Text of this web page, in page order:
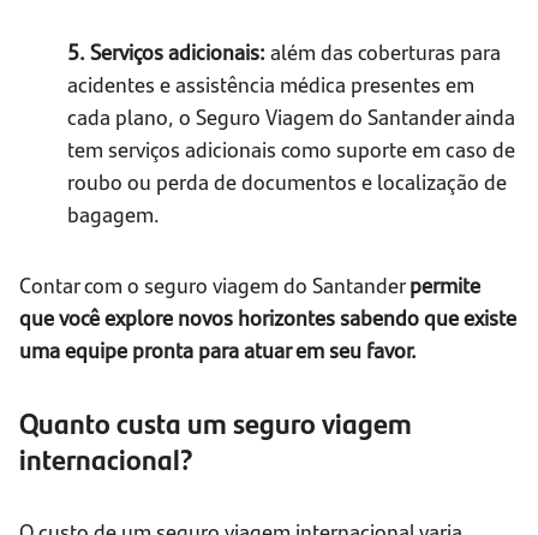
5. Serviços adicionais: além das coberturas para
acidentes e assistência médica presentes em
cada plano, o Seguro Viagem do Santander ainda
tem serviços adicionais como suporte em caso de
roubo ou perda de documentos e localização de
bagagem.
Contar com o seguro viagem do Santanderpermite
que você explore novos horizontes sabendo que existe
uma equipe pronta para atuar em seu favor.
Quanto custa um seguro viagem
internacional?